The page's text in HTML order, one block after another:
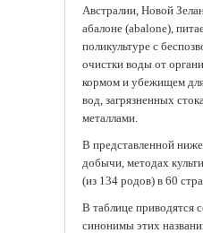
Австралии, Новой
абалоне (abalone),
поликультуре с
очистки воды от
кормом и убежищем
вод, загрязненных
металлами.
В представленной
добычи, методах
(из 134 родов) в 60
В таблице приводятся
синонимы этих